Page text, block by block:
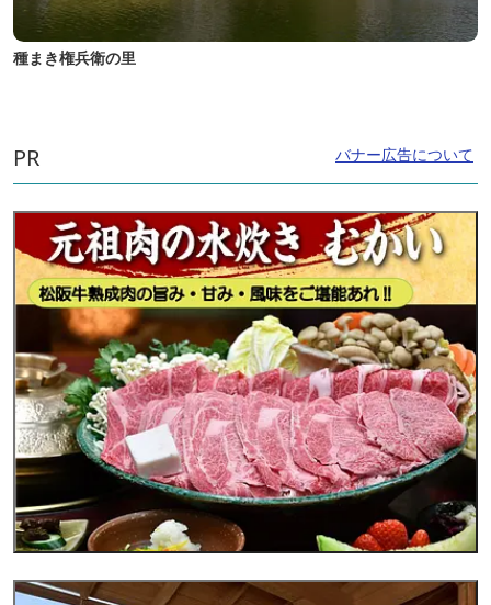
種まき権兵衛の里
PR バナー広告について